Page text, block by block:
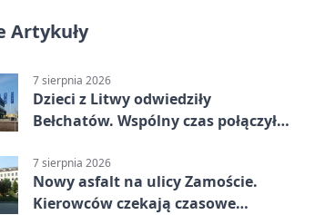
Artykuły
7 sierpnia 2026
Dzieci z Litwy odwiedziły
Bełchatów. Wspólny czas połączył
7 sierpnia 2026
Nowy asfalt na ulicy Zamoście.
Kierowców czekają czasowe